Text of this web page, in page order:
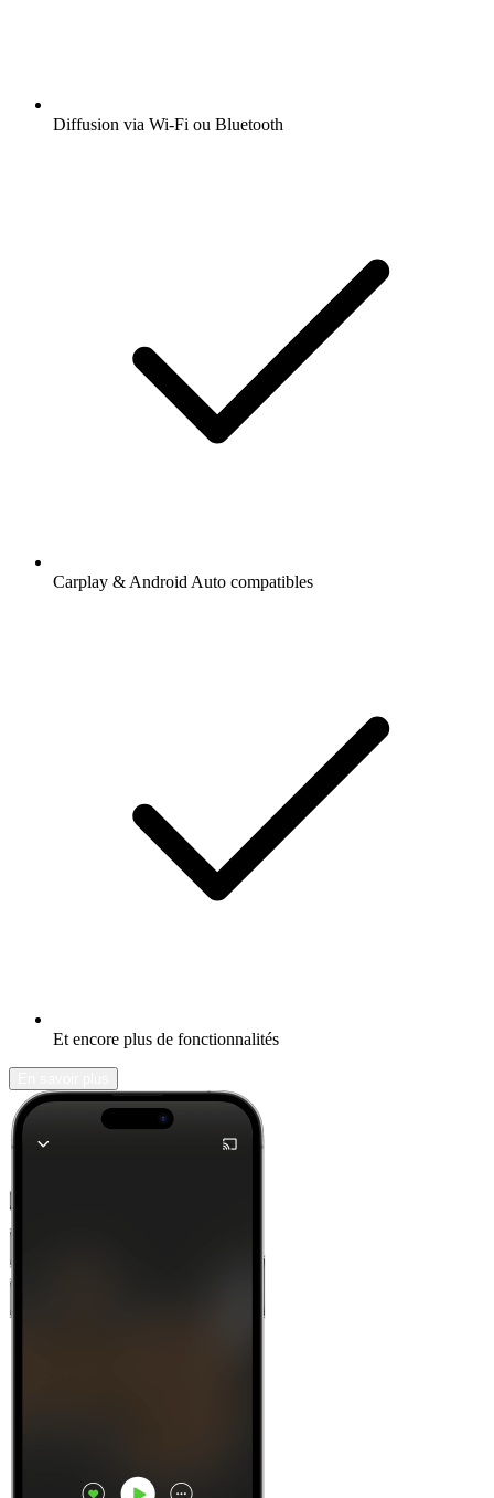
Diffusion via Wi-Fi ou Bluetooth
Carplay & Android Auto compatibles
Et encore plus de fonctionnalités